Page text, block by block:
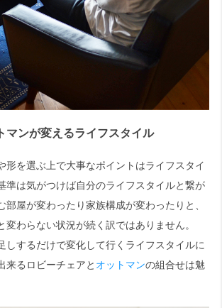
マンが変えるライフスタイル
形を選ぶ上で大事なポイントはライフスタイ
準は気がつけば自分のライフスタイルと繋が
部屋が変わったり家族構成が変わったりと、
変わらない状況が続く訳ではありません。
しするだけで変化して行くライフスタイルに
来るロビーチェアと オットマンの組合せは魅